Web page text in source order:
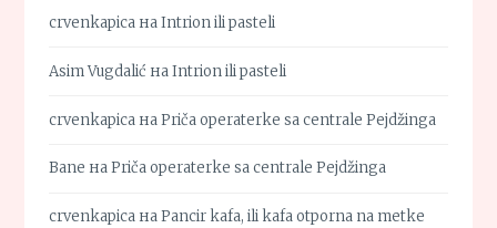
crvenkapica наIntrion ili pasteli
Asim Vugdalić наIntrion ili pasteli
crvenkapica наPriča operaterke sa centrale Pejdžinga
Bane наPriča operaterke sa centrale Pejdžinga
crvenkapica наPancir kafa, ili kafa otporna na metke